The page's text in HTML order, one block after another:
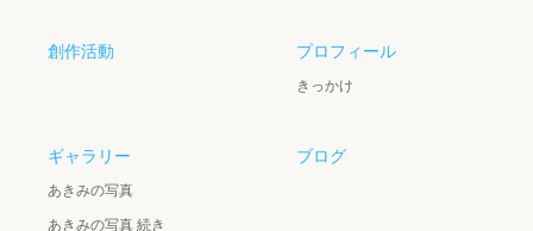
創作活動 プロフィール
きっかけ
ギャラリー
あきみの写真
あきみの写真 続き
ブログ